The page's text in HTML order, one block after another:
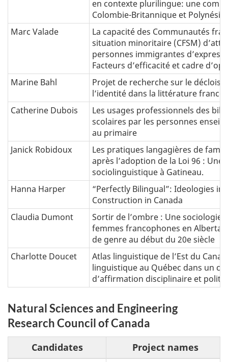
en contexte plurilingue: une
Colombie-Britannique et Polynésie
Marc Valade
La capacité des Communautés
situation minoritaire (CFSM)
personnes immigrantes
Facteurs d’efficacité et cadre
Marine Bahl
Projet de recherche sur le
l’identité dans la littérature
Catherine Dubois
Les usages professionnels des
scolaires par les personnes
au primaire
Janick Robidoux
Les pratiques langagières de
après l’adoption de la Loi 96 : Une
sociolinguistique à Gatineau.
Hanna Harper
“Perfectly Bilingual”: Ideologies in
Construction in Canada
Claudia Dumont
Sortir de l’ombre : Une sociologie
femmes francophones en Alberta
de genre au début du 20e siècle
Charlotte Doucet
Atlas linguistique de l’Est du
linguistique au Québec dans un
d’affirmation disciplinaire et
Natural Sciences and Engineering
Research Council of Canada
Candidates
Project names